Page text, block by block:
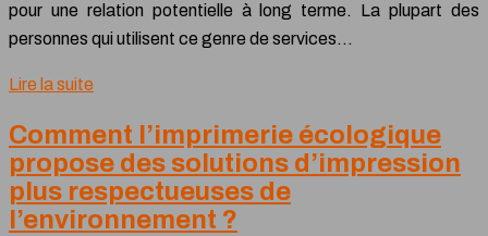
pour une relation potentielle à long terme. La plupart des
personnes qui utilisent ce genre de services…
Lire la suite
Comment l’imprimerie écologique
propose des solutions d’impression
plus respectueuses de
l’environnement ?